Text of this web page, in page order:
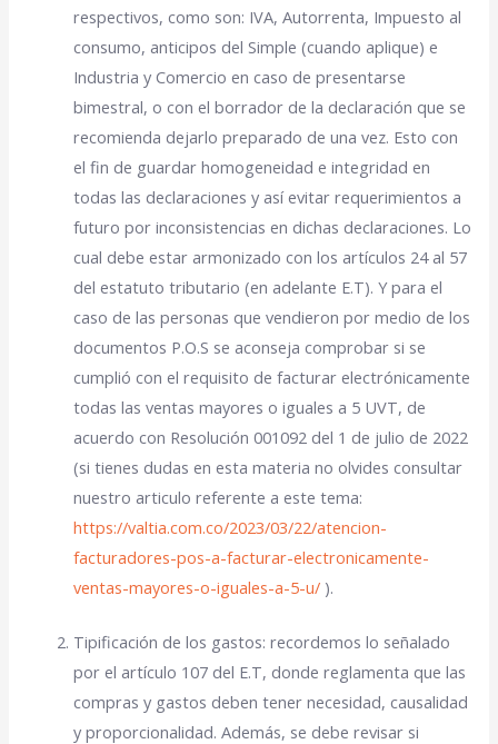
respectivos, como son: IVA, Autorrenta, Impuesto al
consumo, anticipos del Simple (cuando aplique) e
Industria y Comercio en caso de presentarse
bimestral, o con el borrador de la declaración que se
recomienda dejarlo preparado de una vez. Esto con
el fin de guardar homogeneidad e integridad en
todas las declaraciones y así evitar requerimientos a
futuro por inconsistencias en dichas declaraciones. Lo
cual debe estar armonizado con los artículos 24 al 57
del estatuto tributario (en adelante E.T). Y para el
caso de las personas que vendieron por medio de los
documentos P.O.S se aconseja comprobar si se
cumplió con el requisito de facturar electrónicamente
todas las ventas mayores o iguales a 5 UVT, de
acuerdo con Resolución 001092 del 1 de julio de 2022
(si tienes dudas en esta materia no olvides consultar
nuestro articulo referente a este tema:
https://valtia.com.co/2023/03/22/atencion-
facturadores-pos-a-facturar-electronicamente-
ventas-mayores-o-iguales-a-5-u/ ).
Tipificación de los gastos: recordemos lo señalado
por el artículo 107 del E.T, donde reglamenta que las
compras y gastos deben tener necesidad, causalidad
y proporcionalidad. Además, se debe revisar si